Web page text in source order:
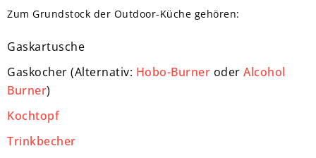
Zum Grundstock der Outdoor-Küche gehören:
Gaskartusche
Gaskocher (Alternativ: Hobo-Burner oder Alcohol
Burner)
Kochtopf
Trinkbecher